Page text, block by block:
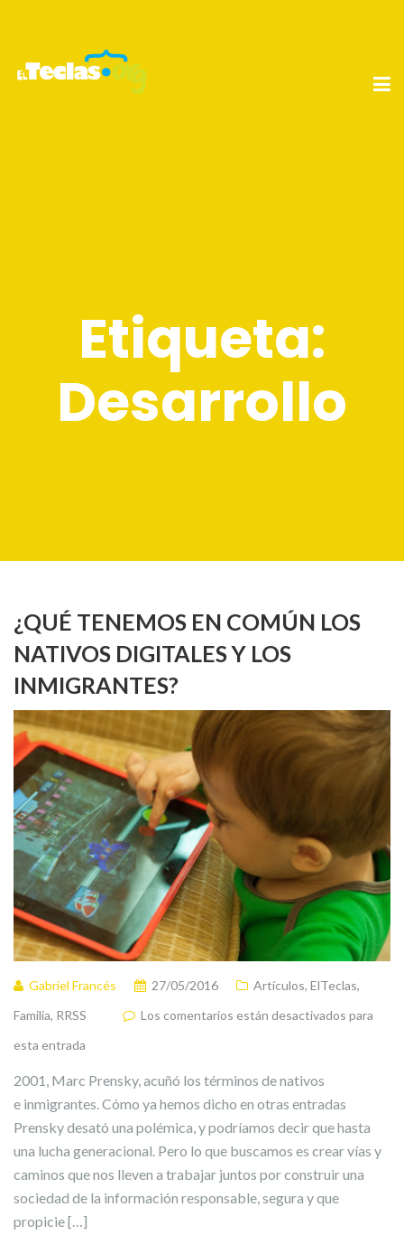
Etiqueta:
Desarrollo
¿QUÉ TENEMOS EN COMÚN LOS
NATIVOS DIGITALES Y LOS
INMIGRANTES?
Gabriel Francés 27/05/2016 Artículos, ElTeclas,
Familia, RRSS
Los comentarios están desactivados para
esta entrada
2001, Marc Prensky, acuñó los términos de nativos
e inmigrantes. Cómo ya hemos dicho en otras entradas
Prensky desató una polémica, y podríamos decir que hasta
una lucha generacional. Pero lo que buscamos es crear vías y
caminos que nos lleven a trabajar juntos por construir una
sociedad de la información responsable, segura y que
propicie […]